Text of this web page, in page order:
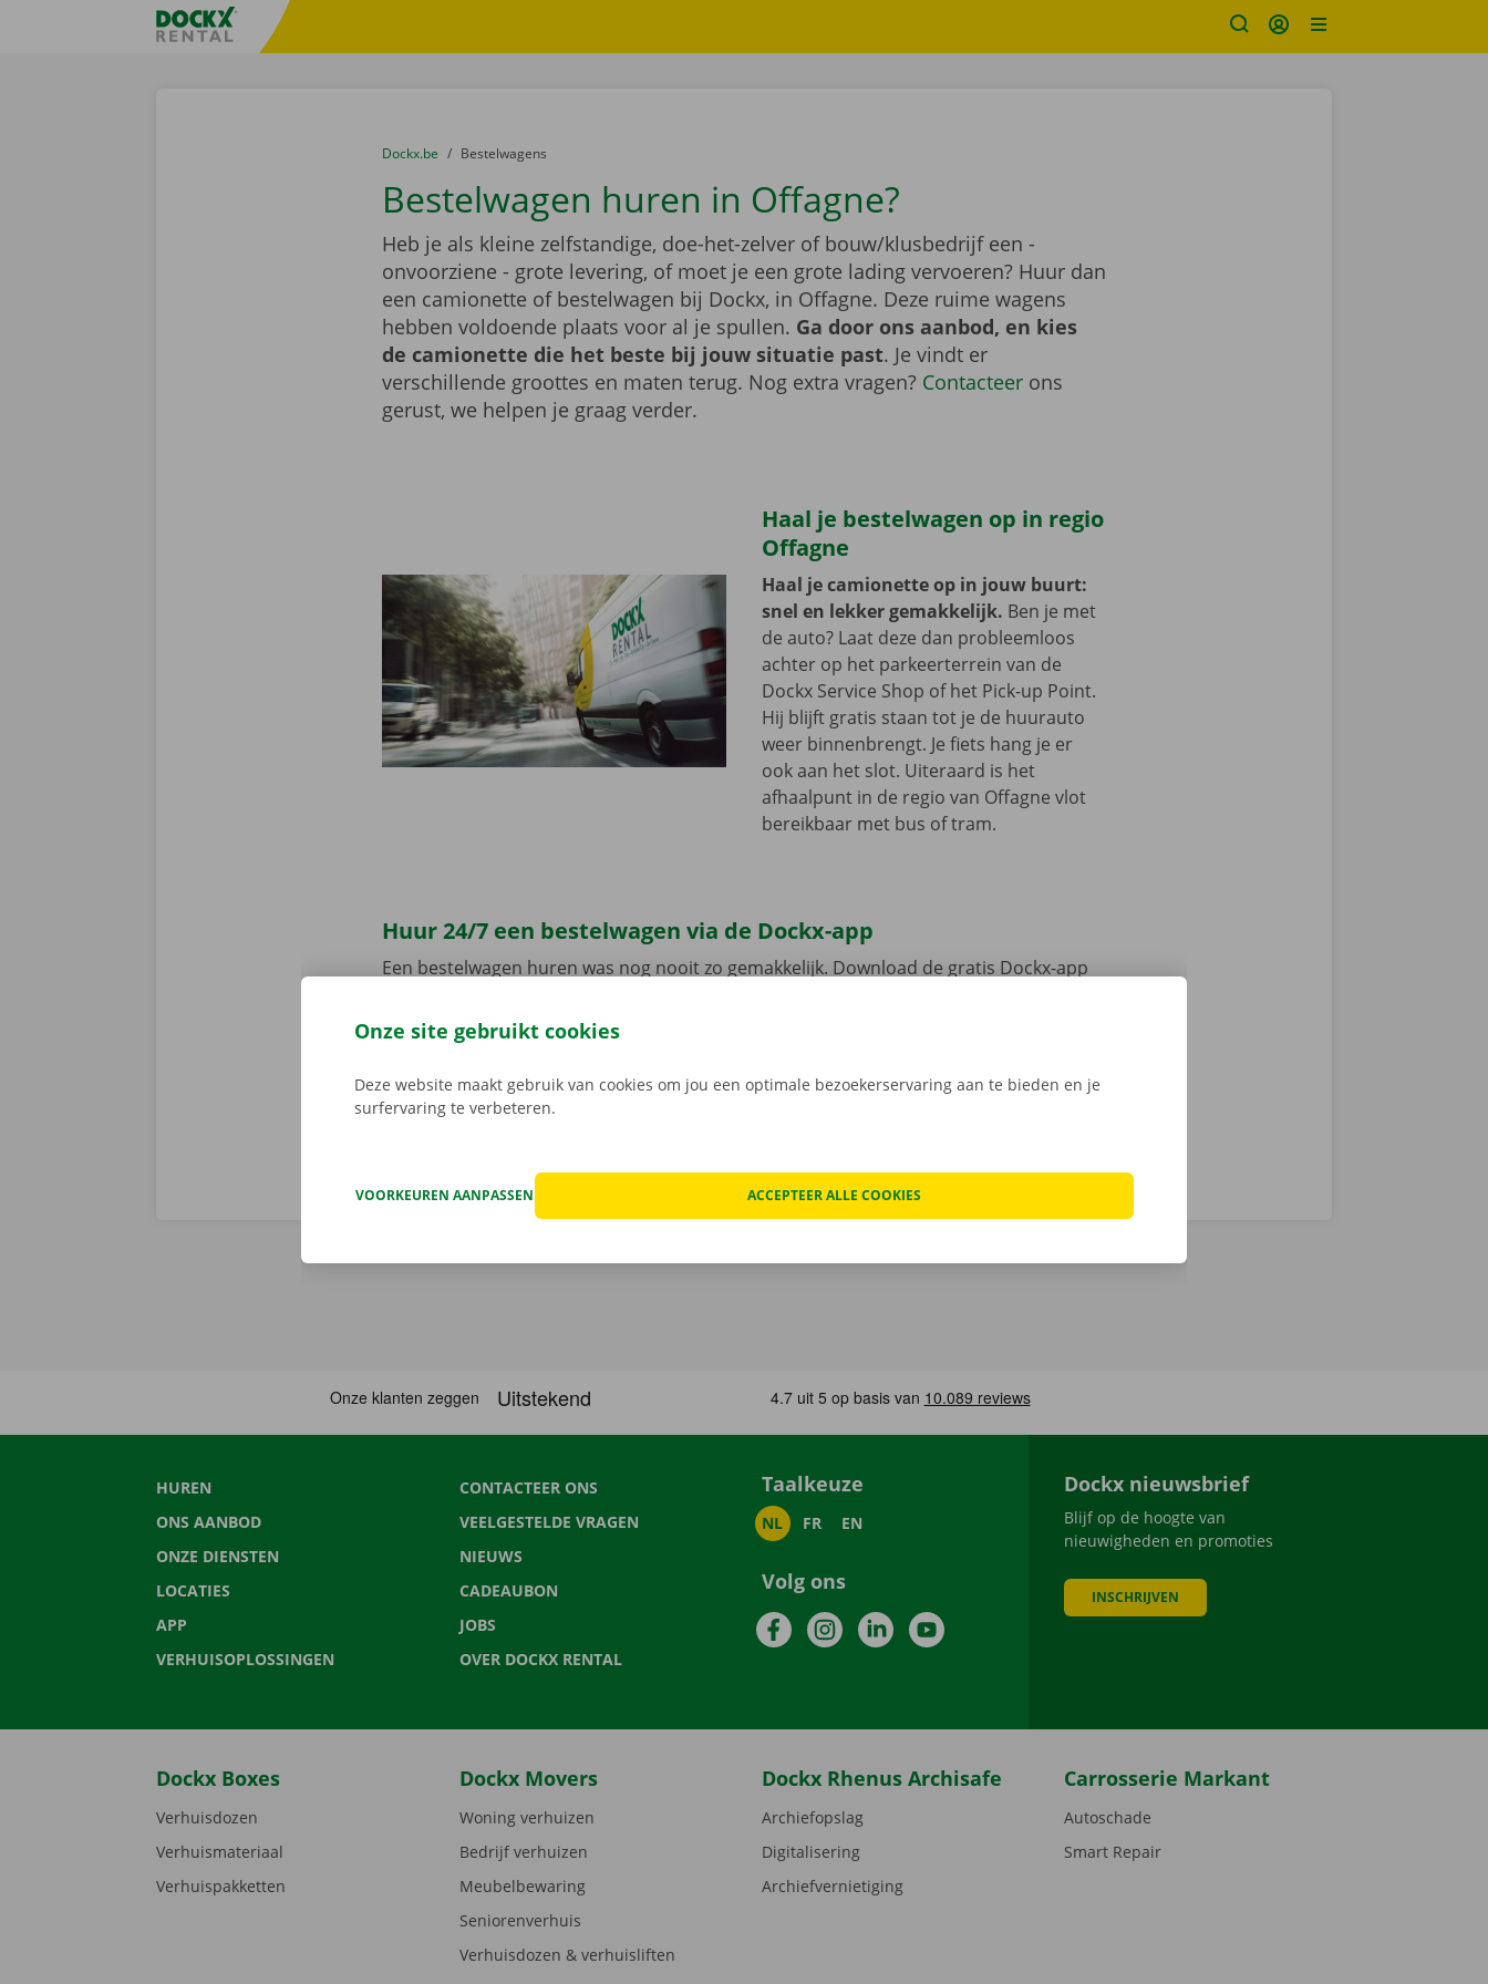
Taalselectie overslaanFratello DEMO
U bevindt zich hier:
van
Dockx.be naar
Bestelwagens
Bestelwagen huren in Offagne?
Heb je als kleine zelfstandige, doe-het-zelver of bouw/klusbedrijf een -
onvoorziene - grote levering, of moet je een grote lading vervoeren? Huur dan
een camionette of bestelwagen bij Dockx, in Offagne. Deze ruime wagens
hebben voldoende plaats voor al je spullen. Ga door ons aanbod, en kies
de camionette die het beste bij jouw situatie past. Je vindt er
verschillende groottes en maten terug. Nog extra vragen? Contacteerons
gerust, we helpen je graag verder.
Haal je bestelwagen op in regio
Offagne
Haal je camionette op in jouw buurt:
snel en lekker gemakkelijk. Ben je met
de auto? Laat deze dan probleemloos
achter op het parkeerterrein van de
Dockx Service Shop of het Pick-up Point.
Hij blijft gratis staan tot je de huurauto
weer binnenbrengt. Je fiets hang je er
ook aan het slot. Uiteraard is het
afhaalpunt in de regio van Offagne vlot
bereikbaar met bus of tram.
Huur 24/7 een bestelwagen via de Dockx-app
Een bestelwagen huren was nog nooit zo gemakkelijk. Download de gratis Dockx-app
en gemakkelijk het model dat bij jouw situatie past. Reken af via de app en haal jouw
huurwagen op in een Pick-up Point of Dockx Service Shop naar keuze.
HUREN
ONS AANBOD
ONZE DIENSTEN
LOCATIES
APP
VERHUISOPLOSSINGEN
CONTACTEER ONS
VEELGESTELDE VRAGEN
NIEUWS
CADEAUBON
JOBS
OVER DOCKX RENTAL
Taalkeuze
NL FR EN
Volg ons
FacebookInstagramLinkedInYouTube
Dockx nieuwsbrief
Blijf op de hoogte van
nieuwigheden en promoties
INSCHRIJVEN
Dockx Boxes
Verhuisdozen
Verhuismateriaal
Verhuispakketten
Dockx Movers
Woning verhuizen
Bedrijf verhuizen
Meubelbewaring
Seniorenverhuis
Verhuisdozen & verhuisliften
Dockx Rhenus Archisafe
Archiefopslag
Digitalisering
Archiefvernietiging
Carrosserie Markant
Autoschade
Smart Repair
Onze site gebruikt cookies
Deze website maakt gebruik van cookies om jou een optimale bezoekerservaring aan te bieden en je
surfervaring te verbeteren.
VOORKEUREN AANPASSEN ACCEPTEER ALLE COOKIES